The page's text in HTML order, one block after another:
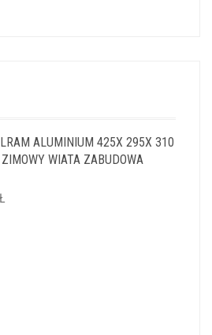
ALUMINIUM 425X 295X 310
WIATA ZABUDOWA